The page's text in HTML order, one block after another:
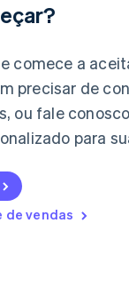
comece a
precisar de
ou fale
para
de vendas